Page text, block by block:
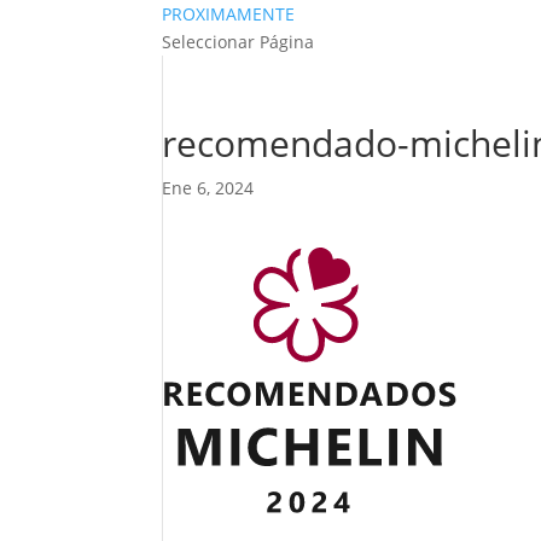
PROXIMAMENTE
Seleccionar Página
recomendado-
Ene 6, 2024